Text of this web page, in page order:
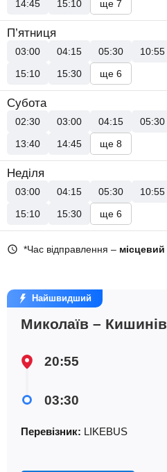
14:45
15:10 ще 7
П’ятниця
03:00 04:15 05:30 10:55
15:10
15:30 ще 6
Субота
02:30 03:00 04:15 05:30
13:40
14:45 ще 8
Неділя
03:00 04:15 05:30 10:55
15:10
15:30 ще 6
*Час відправлення – місцевий
Найшвидший
Миколаїв – Кишинів
20:55
03:30
Перевізник: LIKEBUS